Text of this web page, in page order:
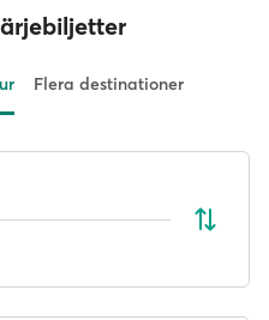
Flera destinationer